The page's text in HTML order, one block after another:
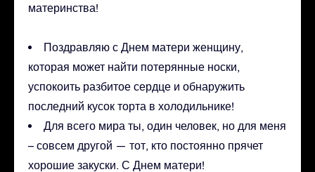
материнства!
Поздравляю с Днем матери женщину,
которая может найти потерянные носки,
успокоить разбитое сердце и обнаружить
последний кусок торта в холодильнике!
Для всего мира ты, один человек, но для меня
– совсем другой — тот, кто постоянно прячет
хорошие закуски. С Днем матери!